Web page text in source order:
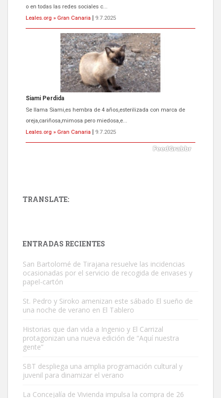
o en todas las redes sociales c...
Leales.org » Gran Canaria
9.7.2025
Siami Perdida
Se llama Siami,es hembra de 4 años,esterilizada con marca de
oreja,cariñosa,mimosa pero miedosa,e...
Leales.org » Gran Canaria
9.7.2025
Leales.org » Gran Canaria | 9.7.2025
Gato manso encontrado
Este gato macho ha aparecido en la calle hace menos de un mes,
es muy manso y extremadamente cari...
TRANSLATE:
ENTRADAS RECIENTES
San Bartolomé de Tirajana resuelve las incidencias
ocasionadas por el servicio de recogida de envases y
papel-cartón
St. Pedro y Siroko amenizan este sábado El sueño de
una noche de verano en El Tablero
Historias que dan vida a Ingenio y El Carrizal
protagonizan una nueva edición de “Aquí nuestra
gente”
SBT despliega una amplia programación cultural y
juvenil para dinamizar el verano
La Concejalía de Vivienda impulsa la compra de 26